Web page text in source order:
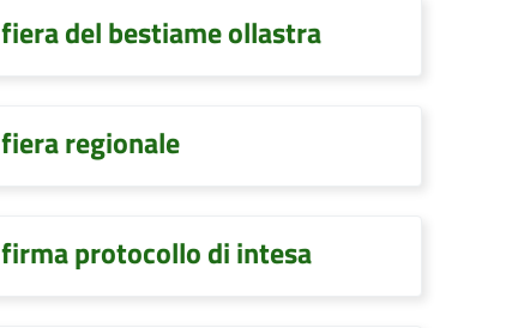
fiera del bestiame ollastra
fiera regionale
firma protocollo di intesa